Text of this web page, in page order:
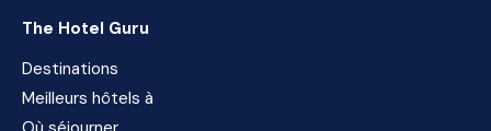
The Hotel Guru
Destinations
Meilleurs hôtels à